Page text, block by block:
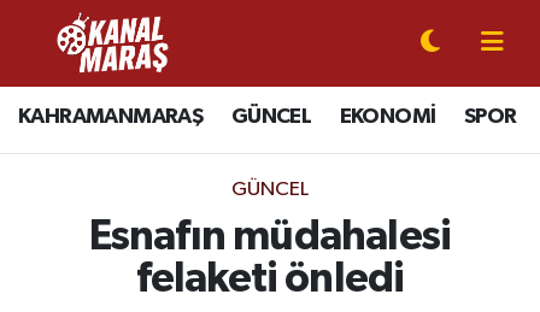
KAHRAMANMARAŞ GÜNCEL EKONOMİ SPOR
GÜNCEL
Esnafın müdahalesi
felaketi önledi
CANLI YAYIN
KAHRAMANMARAŞ
Kahramanmaraş Nöbetçi Eczaneler
Kahramanmaraş Hava Durumu
Kahramanmaraş Trafik Yoğunluk Haritası